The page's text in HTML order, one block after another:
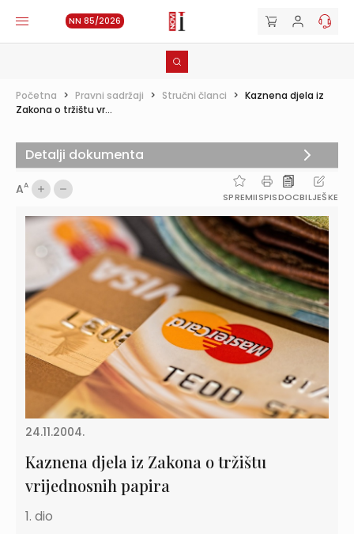
NN 85/2026
Početna > Pravni sadržaji > Stručni članci > Kaznena djela iz
Zakona o tržištu vr...
AA
SPREMIISPISDOCBILJEŠKE
24.11.2004.
Kaznena djela iz Zakona o tržištu
vrijednosnih papira
1. dio
Detalji dokumenta